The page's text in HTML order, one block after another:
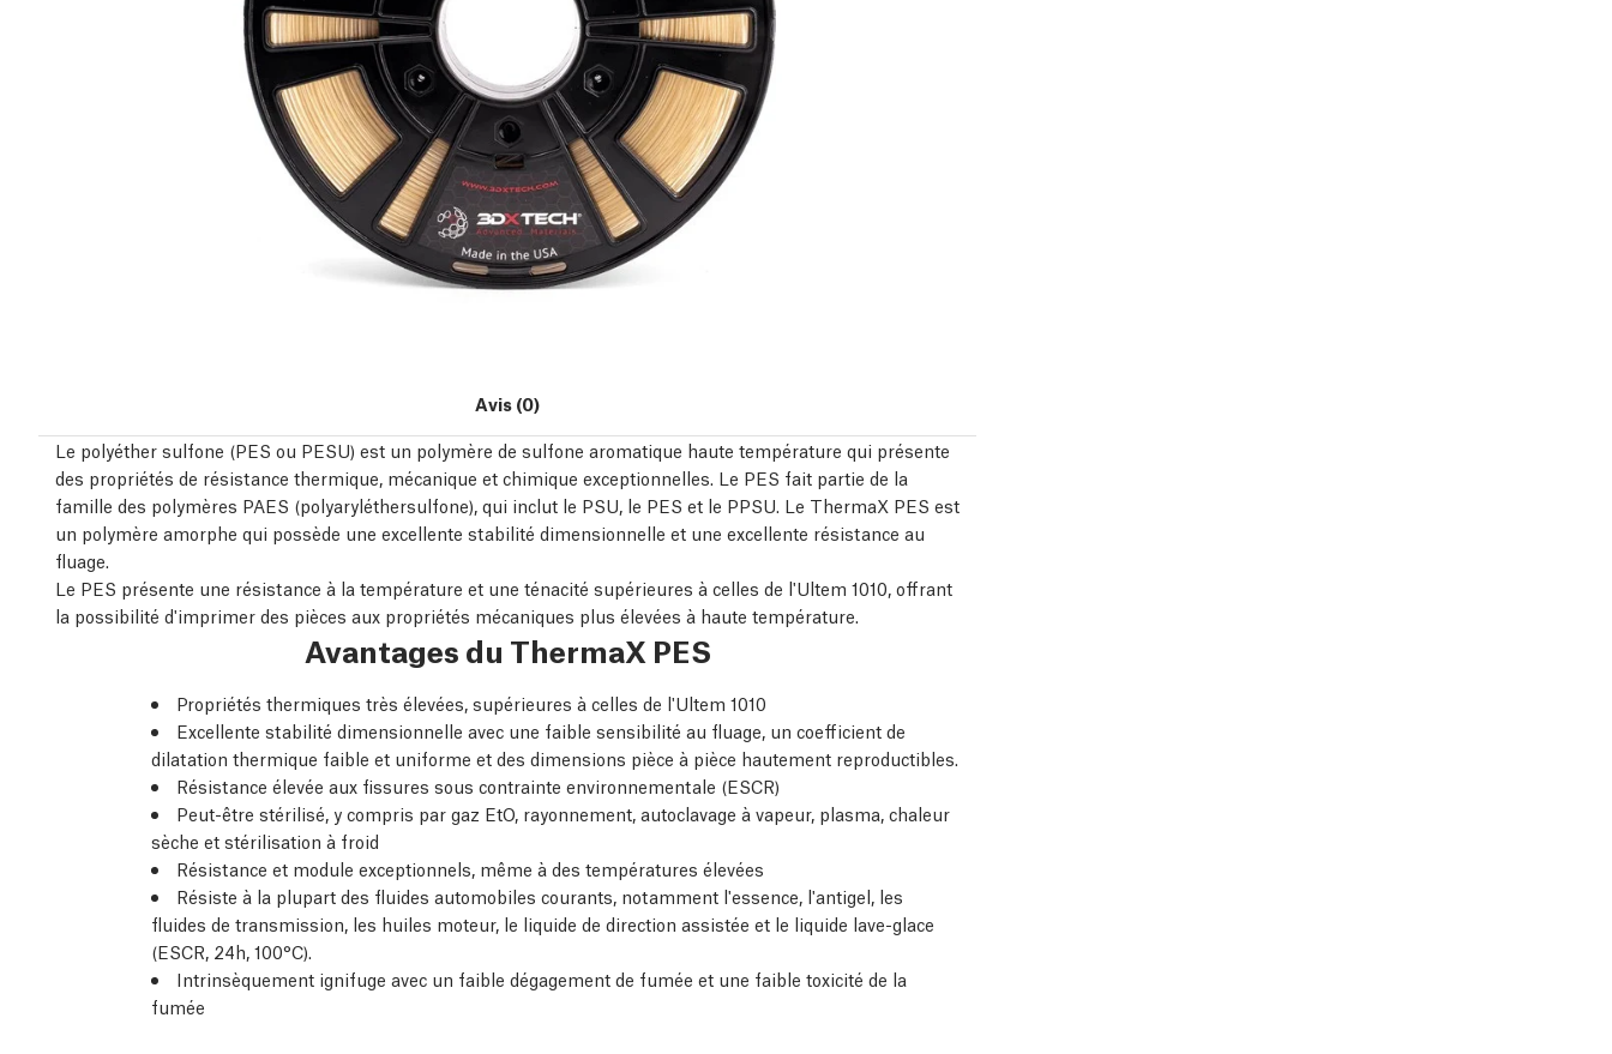
Avis (0)
Le polyéther sulfone (PES ou PESU) est un polymère de sulfone aromatique haute température qui présente
des propriétés de résistance thermique, mécanique et chimique exceptionnelles. Le PES fait partie de la
famille des polymères PAES (polyaryléthersulfone), qui inclut le PSU, le PES et le PPSU. Le ThermaX PES est
un polymère amorphe qui possède une excellente stabilité dimensionnelle et une excellente résistance au
fluage.
Le PES présente une résistance à la température et une ténacité supérieures à celles de l'Ultem 1010, offrant
la possibilité d'imprimer des pièces aux propriétés mécaniques plus élevées à haute température.
Avantages du ThermaX PES
Propriétés thermiques très élevées, supérieures à celles de l'Ultem 1010
Excellente stabilité dimensionnelle avec une faible sensibilité au fluage, un coefficient de
dilatation thermique faible et uniforme et des dimensions pièce à pièce hautement reproductibles.
Résistance élevée aux fissures sous contrainte environnementale (ESCR)
Peut-être stérilisé, y compris par gaz EtO, rayonnement, autoclavage à vapeur, plasma, chaleur
sèche et stérilisation à froid
Résistance et module exceptionnels, même à des températures élevées
Résiste à la plupart des fluides automobiles courants, notamment l'essence, l'antigel, les
fluides de transmission, les huiles moteur, le liquide de direction assistée et le liquide lave-glace
(ESCR, 24h, 100°C).
Intrinsèquement ignifuge avec un faible dégagement de fumée et une faible toxicité de la
fumée